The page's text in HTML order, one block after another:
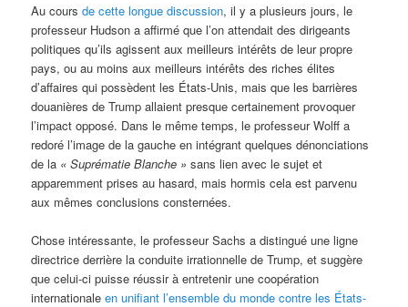
Au coursde cette longue discussion, il y a plusieurs jours, le
professeur Hudson a affirmé que l’on attendait des dirigeants
politiques qu’ils agissent aux meilleurs intérêts de leur propre
pays, ou au moins aux meilleurs intérêts des riches élites
d’affaires qui possèdent les États-Unis, mais que les barrières
douanières de Trump allaient presque certainement provoquer
l’impact opposé. Dans le même temps, le professeur Wolff a
redoré l’image de la gauche en intégrant quelques dénonciations
de la « Suprématie Blanche » sans lien avec le sujet et
apparemment prises au hasard, mais hormis cela est parvenu
aux mêmes conclusions consternées.
Chose intéressante, le professeur Sachs a distingué une ligne
directrice derrière la conduite irrationnelle de Trump, et suggère
que celui-ci puisse réussir à entretenir une coopération
internationaleen unifiant l’ensemble du monde contre les États-